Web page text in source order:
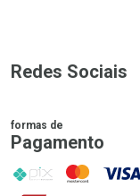
Redes Sociais
formas de
Pagamento
PIX MasterCard
VISA